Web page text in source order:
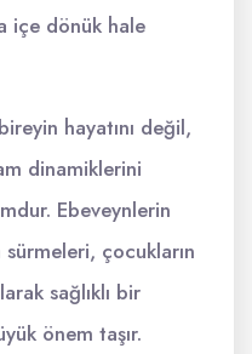
içe dönük hale
hayatını değil,
dinamiklerini
Ebeveynlerin
çocukların
sağlıklı bir
önem taşır.